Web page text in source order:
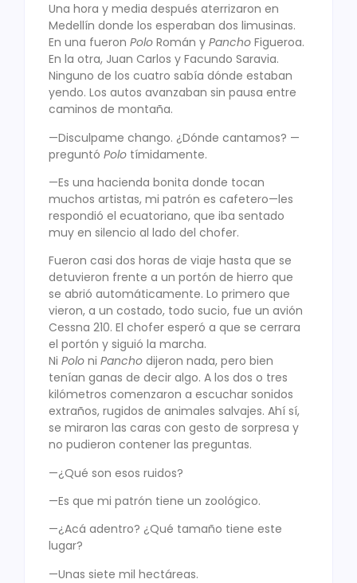
Una hora y media después aterrizaron en
Medellín donde los esperaban dos limusinas.
En una fueron Polo Román y Pancho Figueroa.
En la otra, Juan Carlos y Facundo Saravia.
Ninguno de los cuatro sabía dónde estaban
yendo. Los autos avanzaban sin pausa entre
caminos de montaña.
—Disculpame chango. ¿Dónde cantamos? —
preguntó Polo tímidamente.
—Es una hacienda bonita donde tocan
muchos artistas, mi patrón es cafetero—les
respondió el ecuatoriano, que iba sentado
muy en silencio al lado del chofer.
Fueron casi dos horas de viaje hasta que se
detuvieron frente a un portón de hierro que
se abrió automáticamente. Lo primero que
vieron, a un costado, todo sucio, fue un avión
Cessna 210. El chofer esperó a que se cerrara
el portón y siguió la marcha.
Ni Polo ni Pancho dijeron nada, pero bien
tenían ganas de decir algo. A los dos o tres
kilómetros comenzaron a escuchar sonidos
extraños, rugidos de animales salvajes. Ahí sí,
se miraron las caras con gesto de sorpresa y
no pudieron contener las preguntas.
—¿Qué son esos ruidos?
—Es que mi patrón tiene un zoológico.
—¿Acá adentro? ¿Qué tamaño tiene este
lugar?
—Unas siete mil hectáreas.